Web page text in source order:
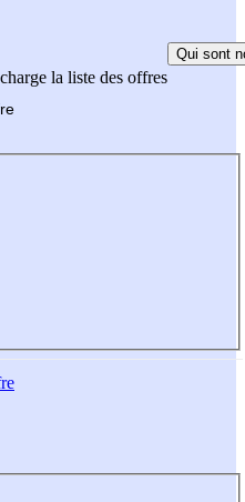
la liste des offres
Qui sont